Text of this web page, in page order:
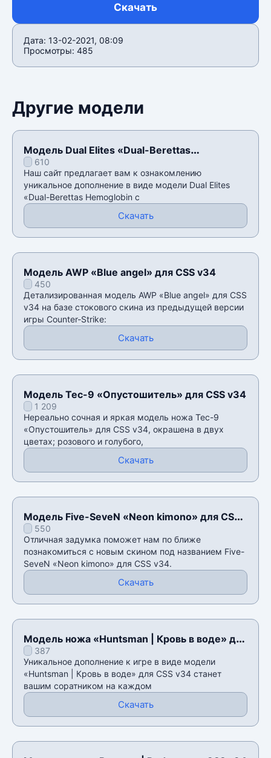
Скачать
Дата: 13-02-2021, 08:09
Просмотры: 485
Другие модели
Модель Dual Elites «Dual-Berettas
Hemoglobin с наклейками» для CSS v34
610
Наш сайт предлагает вам к ознакомлению
уникальное дополнение в виде модели Dual Elites
«Dual-Berettas Hemoglobin с
Скачать
Модель AWP «Blue angel» для CSS v34
450
Детализированная модель AWP «Blue angel» для CSS
v34 на базе стокового скина из предыдущей версии
игры Counter-Strike:
Скачать
Модель Tec-9 «Опустошитель» для CSS v34
1 209
Нереально сочная и яркая модель ножа Tec-9
«Опустошитель» для CSS v34, окрашена в двух
цветах; розового и голубого,
Скачать
Модель Five-SeveN «Neon kimono» для CSS
v34550
Отличная задумка поможет нам по ближе
познакомиться с новым скином под названием Five-
SeveN «Neon kimono» для CSS v34.
Скачать
Модель ножа «Huntsman | Кровь в воде» для
CSS v34
387
Уникальное дополнение к игре в виде модели
«Huntsman | Кровь в воде» для CSS v34 станет
вашим соратником на каждом
Скачать